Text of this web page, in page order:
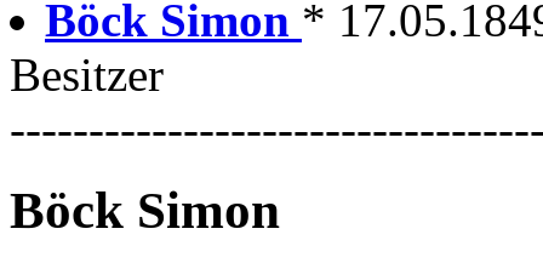
Böck Simon *
Besitzer
Böck Simon